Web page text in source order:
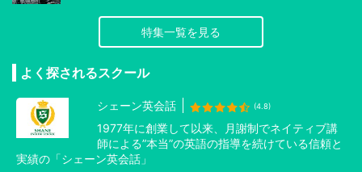
特集一覧を見る
よく探されるスクール
シェーン英会話 (4.8)
1977年に創業して以来、月謝制でネイティブ講
師による”本当”の英語の指導を続けている信頼と
実績の「シェーン英会話」